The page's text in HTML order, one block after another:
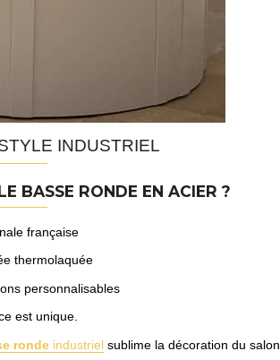
INDUSTRIEL
BASSE RONDE EN ACIER?
française
thermolaquée
personnalisables
est unique.
ronde industriel sublime la décoration du salon.